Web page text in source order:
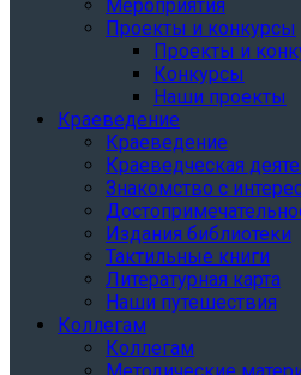
Мероприятия
Проекты и конкурсы
Проекты и
Конкурсы
Наши проекты
Краеведение
Краеведение
Краеведческая
Знакомство с
Издания библиотеки
Тактильные книги
Литературная карта
Наши путешествия
Коллегам
Коллегам